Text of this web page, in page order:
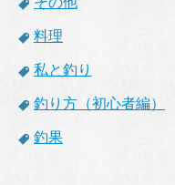
料理
私と釣り
釣り方（初心者編）
釣果